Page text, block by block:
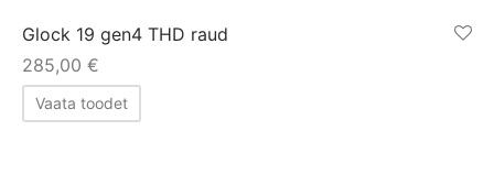
Glock 19 gen4 THD raud
285,00 €
Vaata toodet